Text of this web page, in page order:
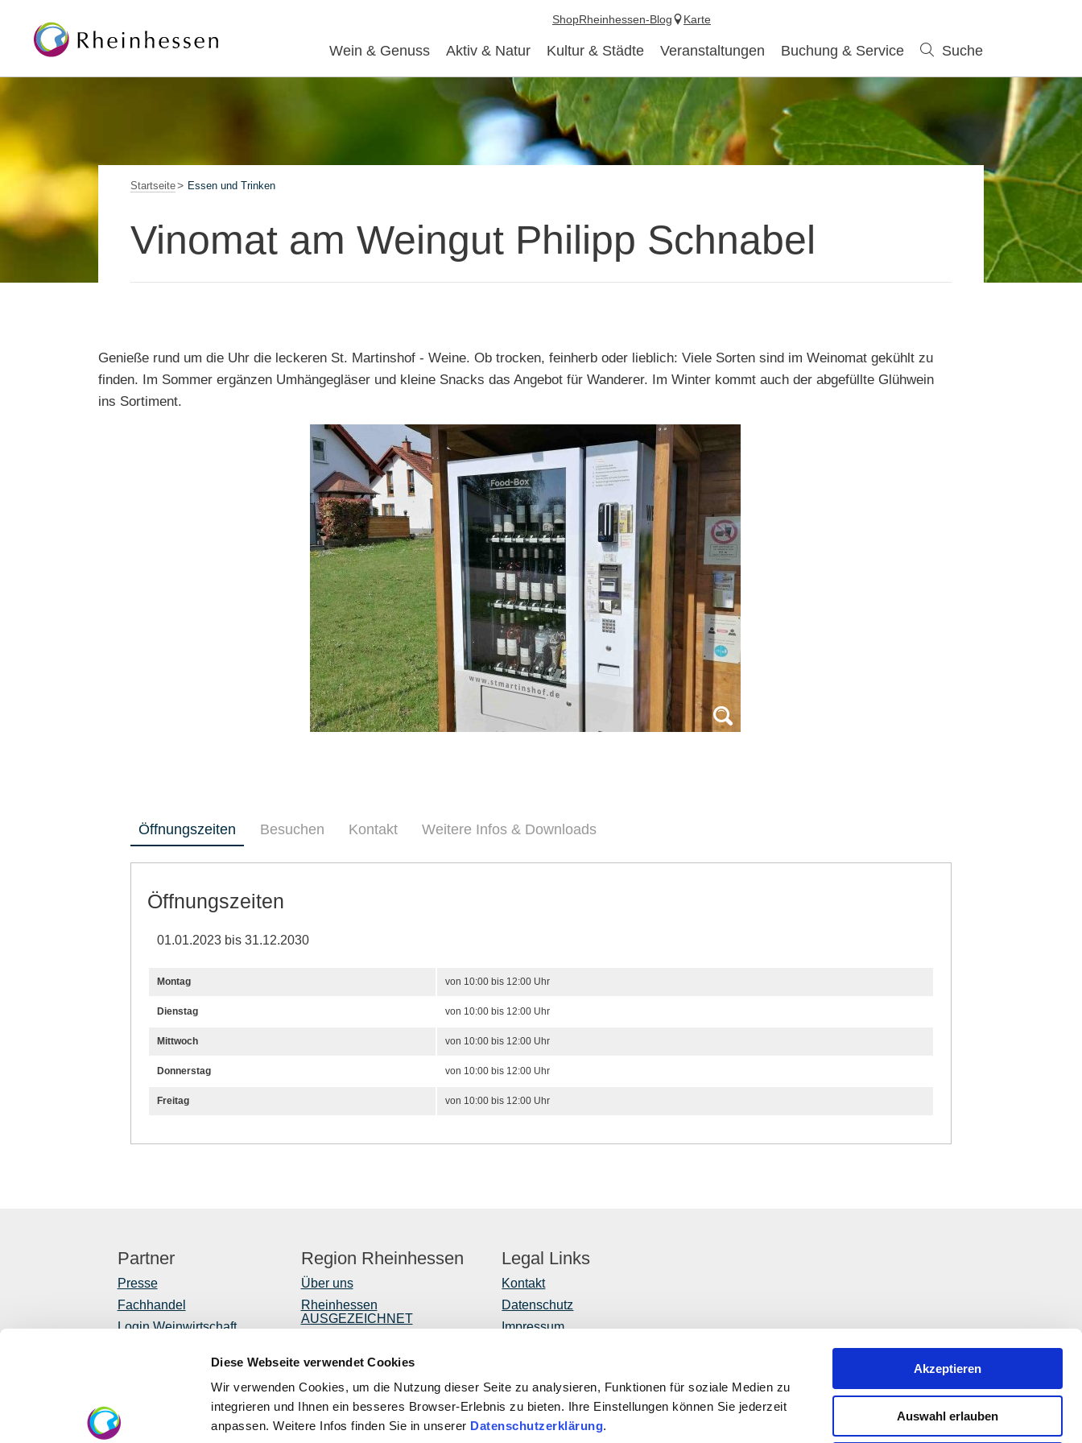
Diese Webseite verwendet Cookies
Wir verwenden Cookies, um die Nutzung dieser Seite zu analysieren, Funktionen für soziale Medien zu
integrieren und Ihnen ein besseres Browser-Erlebnis zu bieten. Ihre Einstellungen können Sie jederzeit
anpassen. Weitere Infos finden Sie in unserer Datenschutzerklärung.
Akzeptieren
Auswahl erlauben
Wein & Genuss Aktiv & Natur Kultur & Städte Veranstaltungen Buchung & Service Suche
ShopRheinhessen-Blog Karte
Startseite Essen und Trinken
Vinomat am Weingut Philipp Schnabel
Genieße rund um die Uhr die leckeren St. Martinshof - Weine. Ob trocken, feinherb oder lieblich: Viele Sorten sind im Weinomat gekühlt zu
finden. Im Sommer ergänzen Umhängegläser und kleine Snacks das Angebot für Wanderer. Im Winter kommt auch der abgefüllte Glühwein
ins Sortiment.
Öffnungszeiten Besuchen Kontakt Weitere Infos & Downloads
Öffnungszeiten
01.01.2023 bis 31.12.2030
Montag von 10:00 bis 12:00 Uhr
Dienstag von 10:00 bis 12:00 Uhr
Mittwoch von 10:00 bis 12:00 Uhr
Donnerstag von 10:00 bis 12:00 Uhr
Freitag von 10:00 bis 12:00 Uhr
Partner
Presse
Fachhandel
Login Weinwirtschaft
Mediendatenbank
Region Rheinhessen
Über uns
Rheinhessen
AUSGEZEICHNET
Shop
Newsletter
Regionalentwicklung
Legal Links
Kontakt
Datenschutz
Impressum